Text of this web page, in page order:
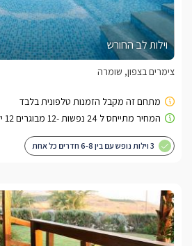
וילות לב החורש
צימרים בצפון, שומרה
3 וילות נופש עם בין 6-8 חדרים כל אחת